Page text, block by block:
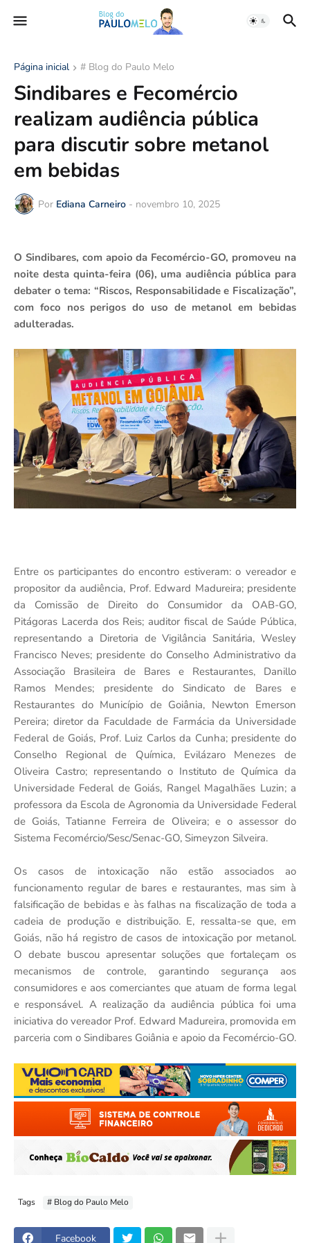
Página inicial # Blog do Paulo Melo
Sindibares e Fecomércio
realizam audiência pública
para discutir sobre metanol
em bebidas
Por Ediana Carneiro - novembro 10, 2025
O Sindibares, com apoio da Fecomércio-GO, promoveu na
noite desta quinta-feira (06), uma audiência pública para
debater o tema: “Riscos, Responsabilidade e Fiscalização”,
com foco nos perigos do uso de metanol em bebidas
adulteradas.
Entre os participantes do encontro estiveram: o vereador e
propositor da audiência, Prof. Edward Madureira; presidente
da Comissão de Direito do Consumidor da OAB-GO,
Pitágoras Lacerda dos Reis; auditor fiscal de Saúde Pública,
representando a Diretoria de Vigilância Sanitária, Wesley
Francisco Neves; presidente do Conselho Administrativo da
Associação Brasileira de Bares e Restaurantes, Danillo
Ramos Mendes; presidente do Sindicato de Bares e
Restaurantes do Município de Goiânia, Newton Emerson
Pereira; diretor da Faculdade de Farmácia da Universidade
Federal de Goiás, Prof. Luiz Carlos da Cunha; presidente do
Conselho Regional de Química, Evilázaro Menezes de
Oliveira Castro; representando o Instituto de Química da
Universidade Federal de Goiás, Rangel Magalhães Luzin; a
professora da Escola de Agronomia da Universidade Federal
de Goiás, Tatianne Ferreira de Oliveira; e o assessor do
Sistema Fecomércio/Sesc/Senac-GO, Simeyzon Silveira.
Os casos de intoxicação não estão associados ao
funcionamento regular de bares e restaurantes, mas sim à
falsificação de bebidas e às falhas na fiscalização de toda a
cadeia de produção e distribuição. E, ressalta-se que, em
Goiás, não há registro de casos de intoxicação por metanol.
O debate buscou apresentar soluções que fortaleçam os
mecanismos de controle, garantindo segurança aos
consumidores e aos comerciantes que atuam de forma legal
e responsável. A realização da audiência pública foi uma
iniciativa do vereador Prof. Edward Madureira, promovida em
parceria com o Sindibares Goiânia e apoio da Fecomércio-GO.
Tags # Blog do Paulo Melo
Facebook